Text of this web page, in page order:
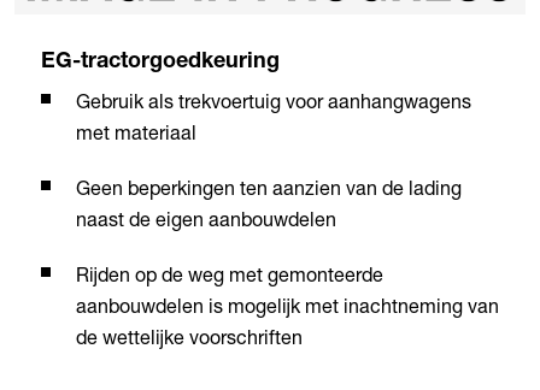
EG-tractorgoedkeuring
Gebruik als trekvoertuig voor aanhangwagens
met materiaal
Geen beperkingen ten aanzien van de lading
naast de eigen aanbouwdelen
Rijden op de weg met gemonteerde
aanbouwdelen is mogelijk met inachtneming van
de wettelijke voorschriften